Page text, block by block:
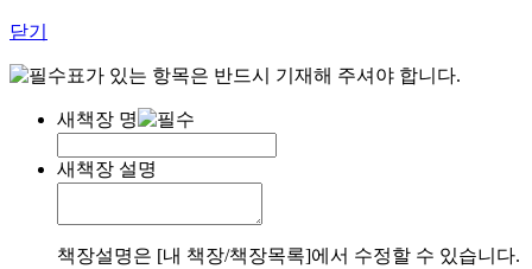
닫기
표가 있는 항목은 반드시 기재해 주셔야 합니다.
새책장 명
새책장 설명
책장설명은 [내 책장/책장목록]에서 수정할 수 있습니다.